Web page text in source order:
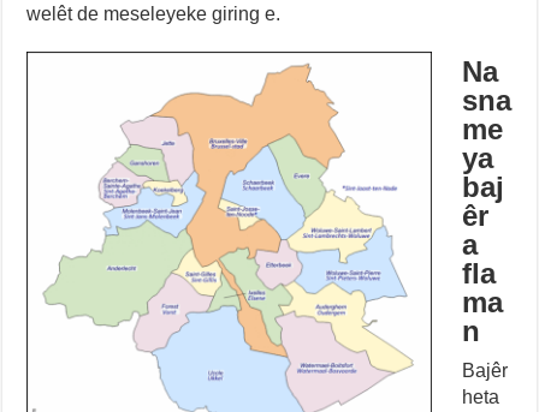
welêt de meseleyeke giring e.
Na
sna
me
ya
baj
êr
a
fla
ma
n
Bajêr
heta